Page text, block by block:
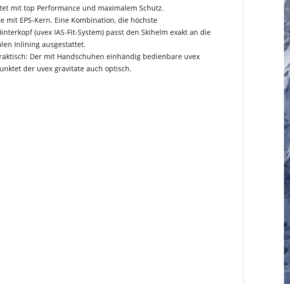
mit top Performance und maximalem Schutz.
mit EPS-Kern. Eine Kombination, die höchste
(uvex IAS-Fit-System) passt den Skihelm exakt an die
Inlining ausgestattet.
Der mit Handschuhen einhändig bedienbare uvex
der uvex gravitate auch optisch.